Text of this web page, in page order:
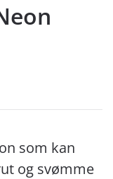
som kan
og svømme